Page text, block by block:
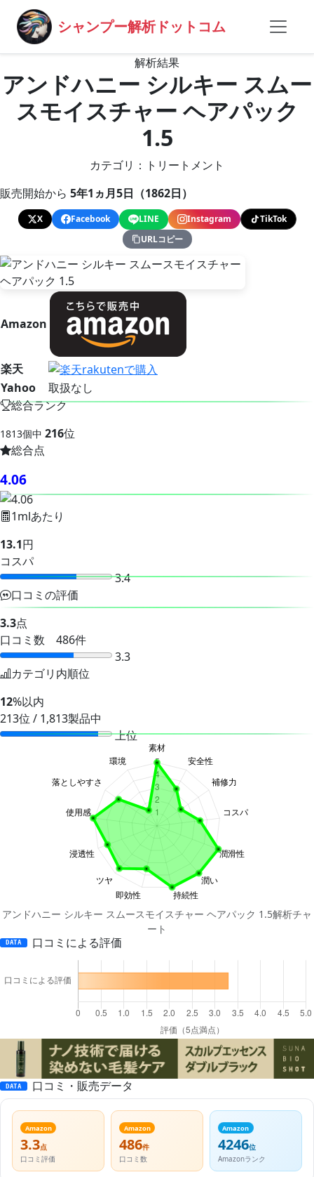
シャンプー解析ドットコム
解析結果
アンドハニー シルキー スムー
スモイスチャー ヘアパック
1.5
カテゴリ：トリートメント
販売開始から 5年1ヵ月5日（1862日）
X Facebook LINE Instagram
TikTok
URLコピー
Amazon
楽天
Yahoo
取扱なし
総合ランク
1813個中 216位
総合点
4.06
1mlあたり
13.1円
コスパ
3.4
口コミの評価
3.3点
口コミ数 486件
3.3
カテゴリ内順位
12%以内
213位 / 1,813製品中
上位
アンドハニー シルキー スムースモイスチャー ヘアパック 1.5解析チャ
ート
DATA 口コミによる評価
DATA 口コミ・販売データ
Amazon
3.3点
口コミ評価
Amazon
486件
口コミ数
Amazon
4246位
Amazonランク